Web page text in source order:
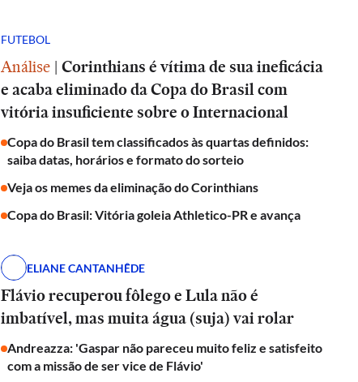
FUTEBOL
Análise | Corinthians é vítima de sua ineficácia
e acaba eliminado da Copa do Brasil com
vitória insuficiente sobre o Internacional
Copa do Brasil tem classificados às quartas definidos:
saiba datas, horários e formato do sorteio
Veja os memes da eliminação do Corinthians
Copa do Brasil: Vitória goleia Athletico-PR e avança
ELIANE CANTANHÊDE
Flávio recuperou fôlego e Lula não é
imbatível, mas muita água (suja) vai rolar
Andreazza: 'Gaspar não pareceu muito feliz e satisfeito
com a missão de ser vice de Flávio'